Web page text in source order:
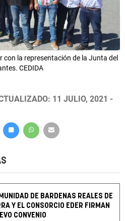
con la representación de la Junta del
CEDIDA
11 JULIO, 2021 -
DE BARDENAS REALES DE
Y EL CONSORCIO EDER FIRMAN
CONVENIO